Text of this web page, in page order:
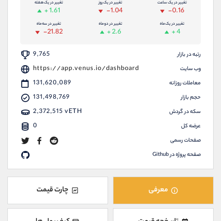
تغییر در یک ساعت
-0.16
تغییر در یک روز
-1.04
تغییر در یک هفته
+ 1.61
تغییر در یک ماه
+ 4
تغییر در دو ماه
+ 2.6
تغییر در سه ماه
-21.82
رتبه در بازار 9,765
وب سایت https://app.venus.io/dashboard
معاملات روزانه 131,620,089
حجم بازار 131,498,769
سکه در گردش 2,372,515 vETH
عرضه کل 0
صفحات رسمی
صفحه پروژه در Github
معرفی چارت قیمت
09927779040
شروع گفتگو
@Armteam_admin_por
پشتیبان فروش (یوسف فرخنده)
موبایل 09194198792
شروع گفتگو
@Armteam_admin_33
021-22021040
بدون پیش شماره 90001030